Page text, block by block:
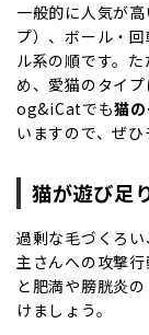
一般的に人気が
プ）、ボール・
ル系の順です。
め、愛猫のタイ
og&iCatでも猫
いますので、ぜひ
猫が遊び足
過剰な毛づくろ
主さんへの攻撃
と肥満や膀胱炎
けましょう。